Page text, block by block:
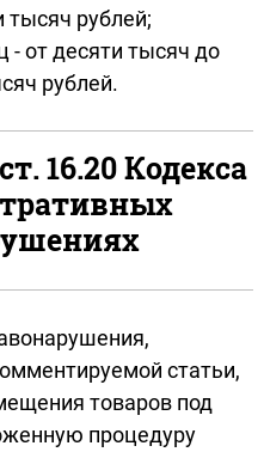
тысяч рублей;
- от десяти тысяч до
рублей.
16.20 Кодекса
статьи,
товаров под
процедуру